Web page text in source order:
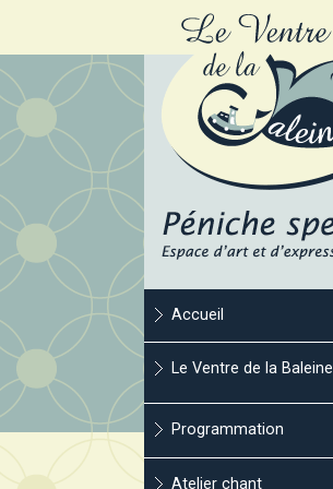
Accueil
Le Ventre de la Baleine
Programmation
Atelier chant